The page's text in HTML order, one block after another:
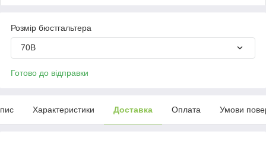
Розмір бюстгальтера
70B
Готово до відправки
Характеристики Доставка Оплата Умови